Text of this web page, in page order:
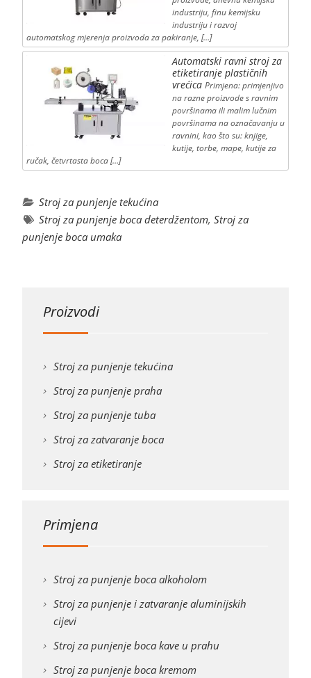
industriju, finu kemijsku
industriju i razvoj
automatskog mjerenja proizvoda za pakiranje, […]
Automatski ravni stroj za
etiketiranje plastičnih
vrećica Primjena: primjenjivo
na razne proizvode s ravnim
površinama ili malim lučnim
površinama na označavanju u
ravnini, kao što su: knjige,
kutije, torbe, mape, kutije za
ručak, četvrtasta boca […]
Stroj za punjenje tekućina
Stroj za punjenje boca deterdžentom, Stroj za
punjenje boca umaka
Proizvodi
Stroj za punjenje tekućina
Stroj za punjenje praha
Stroj za punjenje tuba
Stroj za zatvaranje boca
Stroj za etiketiranje
Primjena
Stroj za punjenje boca alkoholom
Stroj za punjenje i zatvaranje aluminijskih
cijevi
Stroj za punjenje boca kave u prahu
Stroj za punjenje boca kremom